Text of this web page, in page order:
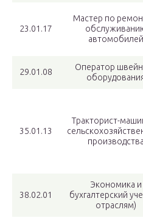
23.01.17
Мастер по
автомобилей
29.01.08
Оператор
35.01.13
Тракторист-
производства
38.02.01
Экономика и
бухгалтерский
отраслям)